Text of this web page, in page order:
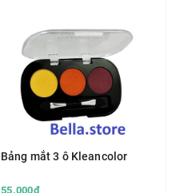
Bảng mắt 3 ô Kleancolor
55.000₫